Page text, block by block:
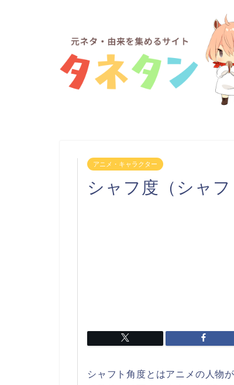
アニメ・キャラクター
シャフ度（シャフ
シャフト角度とはアニメの人物